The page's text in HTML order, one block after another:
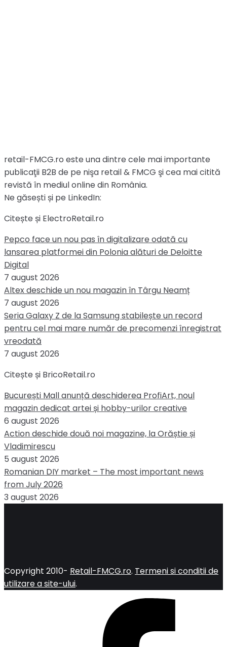
retail-FMCG.ro este una dintre cele mai importante
publicaţii B2B de pe nişa retail & FMCG şi cea mai citită
revistă în mediul online din România.
Ne găsești și pe LinkedIn:
Citește și ElectroRetail.ro
Pepco face un nou pas în digitalizare odată cu
lansarea platformei din Polonia alături de Deloitte
Digital
7 august 2026
Altex deschide un nou magazin în Târgu Neamț
7 august 2026
Seria Galaxy Z de la Samsung stabilește un record
pentru cel mai mare număr de precomenzi înregistrat
vreodată
7 august 2026
Citește și BricoRetail.ro
București Mall anunță deschiderea ProfiArt, noul
magazin dedicat artei și hobby-urilor creative
6 august 2026
Action deschide două noi magazine, la Orăștie și
Vladimirescu
5 august 2026
Romanian DIY market – The most important news
from July 2026
3 august 2026
Copyright 2010- Retail-FMCG.ro. Termeni si conditii de
utilizare a site-ului.